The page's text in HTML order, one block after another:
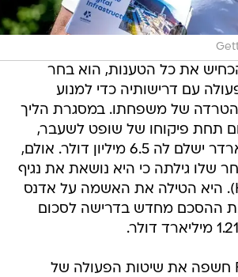
את כל הטענות, הוא בחר
עם דרישותיה כדי למנוע
של משפחתו. במסגרת הליך
תחת פיקוחו של שופט לשעבר,
הוסכם כי המיליארדר ישלם לה 6.5 מיליון דולר. אולם,
שלו גילתה כי היא נושאת את נגיף
הפפילומה (HPV). היא הטילה את האשמה על אדנס
ההסכם מחדש בדרישה לסכום
התערבות ה-FBI חשפה את שיטות הפעולה של
כביסה ובקופסת תחבושות